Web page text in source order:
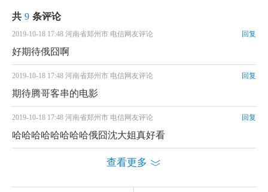
共 9 条评论
2019-10-18 17:48 河南省郑州市 电信网友评论 回复
好期待俄囧啊
2019-10-18 17:48 河南省郑州市 电信网友评论 回复
期待腾哥客串的电影
2019-10-18 17:48 河南省郑州市 电信网友评论 回复
哈哈哈哈哈哈哈哈俄囧沈大姐真好看
查看更多